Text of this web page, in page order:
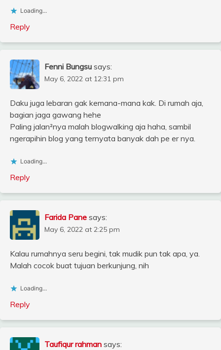
Loading...
Reply
Fenni Bungsu says:
May 6, 2022 at 12:31 pm
Daku juga lebaran gak kemana-mana kak. Di rumah aja,
bagian jaga gawang hehe
Paling jalan²nya malah blogwalking aja haha, sambil
ngerapihin blog yang ternyata banyak dah pe er nya.
Loading...
Reply
Farida Pane says:
May 6, 2022 at 2:25 pm
Kalau rumahnya seru begini, tak mudik pun tak apa, ya.
Malah cocok buat tujuan berkunjung, nih
Loading...
Reply
Taufiqur rahman says: